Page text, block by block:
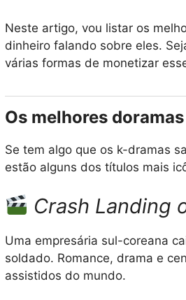
Neste artigo, vou listar os
dinheiro falando sobre eles.
várias formas de monetizar
Os melhores
Se tem algo que os k-dramas
estão alguns dos títulos mais
Crash Landing
Uma empresária sul-coreana
soldado. Romance, drama e
assistidos do mundo.